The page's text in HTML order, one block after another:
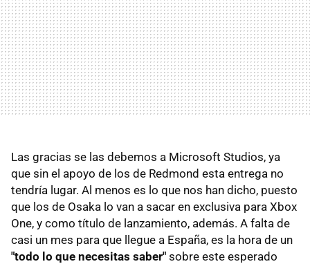
Las gracias se las debemos a Microsoft Studios, ya
que sin el apoyo de los de Redmond esta entrega no
tendría lugar. Al menos es lo que nos han dicho, puesto
que los de Osaka lo van a sacar en exclusiva para Xbox
One, y como título de lanzamiento, además. A falta de
casi un mes para que llegue a España, es la hora de un
"todo lo que necesitas saber" sobre este esperado